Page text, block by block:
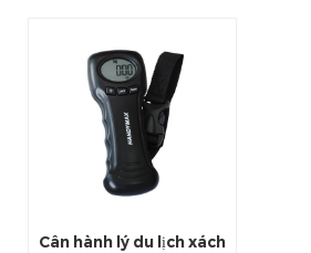
Cân hành lý du lịch xách